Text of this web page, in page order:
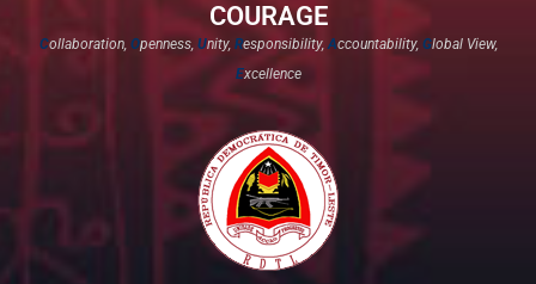
COURAGE
Collaboration, Openness, Unity, Responsibility,Accountability, Global View,
Excellence​